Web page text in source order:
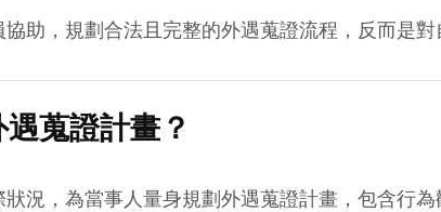
助，規劃合法且完整的外遇蒐證流程，反而是對
蒐證計畫？
況，為當事人量身規劃外遇蒐證計畫，包含行為